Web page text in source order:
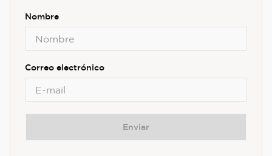
Enviar